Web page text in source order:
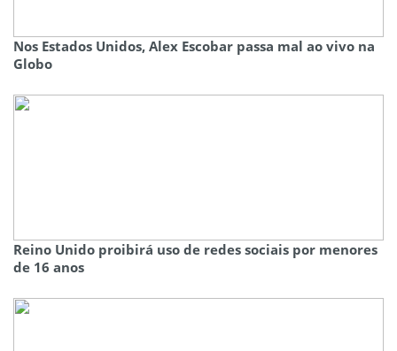
Nos Estados Unidos, Alex Escobar passa mal ao vivo na
Globo
Reino Unido proibirá uso de redes sociais por menores
de 16 anos